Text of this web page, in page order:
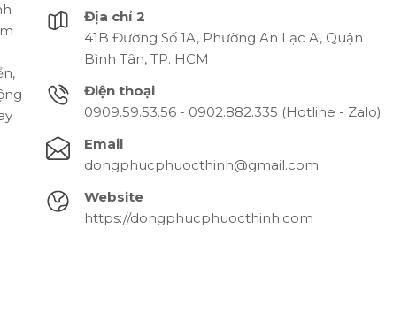
Địa chỉ 2
41B Đường Số 1A, Phường An Lạc A, Quận
Bình Tân, TP. HCM
Điện thoại
0909.59.53.56 - 0902.882.335 (Hotline - Zalo)
Email
dongphucphuocthinh@gmail.com
Website
https://dongphucphuocthinh.com